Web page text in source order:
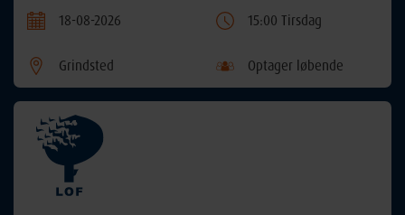
18-08-2026 15:00 Tirsdag
Grindsted Optager løbende